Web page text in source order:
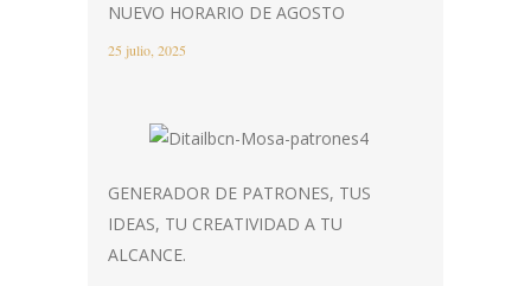
NUEVO HORARIO DE AGOSTO
25 julio, 2025
GENERADOR DE PATRONES, TUS
IDEAS, TU CREATIVIDAD A TU
ALCANCE.